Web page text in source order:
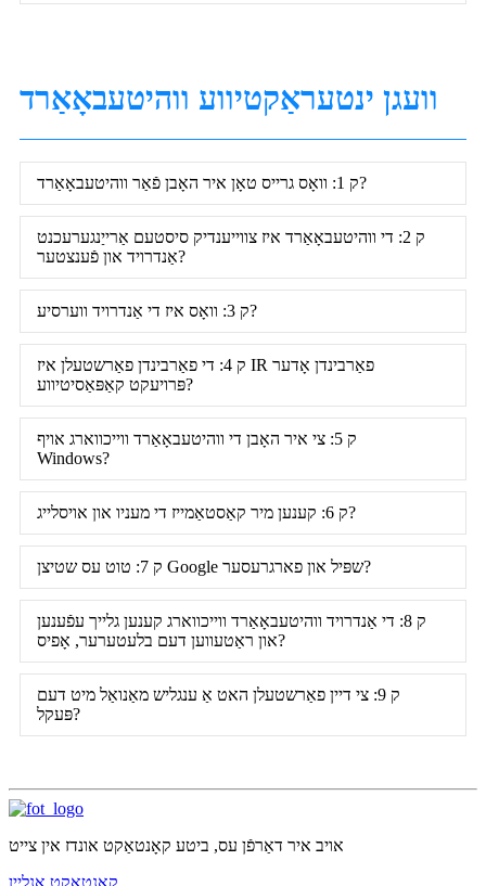
וועגן ינטעראַקטיווע ווהיטעבאָאַרד
ק 1: וואָס גרייס טאָן איר האָבן פֿאַר ווהיטעבאָאַרד?
ק 2: די ווהיטעבאָאַרד איז צווייענדיק סיסטעם אַרייַנגערעכנט
אַנדרויד און פֿענצטער?
ק 3: וואָס איז די אַנדרויד ווערסיע?
ק 4: די פאַרבינדן פאַרשטעלן איז IR פאַרבינדן אָדער
פּרויעקט קאַפּאַסיטיווע?
ק 5: צי איר האָבן די ווהיטעבאָאַרד ווייכווארג אויף
Windows?
ק 6: קענען מיר קאַסטאַמייז די מעניו און אויסלייג?
ק 7: טוט עס שטיצן Google שפּיל און פארגרעסער?
ק 8: די אַנדרויד ווהיטעבאָאַרד ווייכווארג קענען גלייך עפֿענען
און ראַטעווען דעם בלעטערער, ​​אָפיס?
ק 9: צי דיין פאַרשטעלן האט אַ ענגליש מאַנואַל מיט דעם
פּעקל?
אויב איר דאַרפֿן עס, ביטע קאָנטאַקט אונדז אין צייט
קאָנטאַקט אָנליין